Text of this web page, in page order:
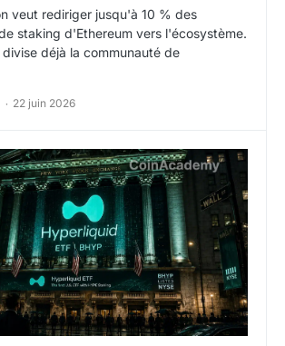
veut rediriger jusqu'à 10 % des
staking d'Ethereum vers l'écosystème.
déjà la communauté de
22 juin 2026
son ETF Hyperliquid : le premier à